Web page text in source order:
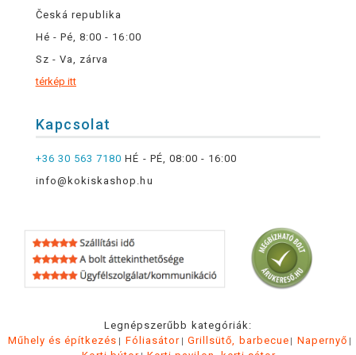
Česká republika
Hé - Pé, 8:00 - 16:00
Sz - Va, zárva
térkép itt
Kapcsolat
+36 30 563 7180 HÉ - PÉ, 08:00 - 16:00
info@kokiskashop.hu
Legnépszerűbb kategóriák:
Műhely és építkezés
Fóliasátor Grillsütő, barbecue
Napernyő